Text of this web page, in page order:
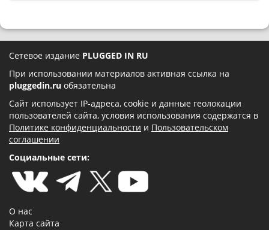
Сетевое издание PLUGGED IN RU
При использовании материалов активная ссылка на
pluggedin.ru обязательна
Сайт использует IP-адреса, cookie и данные геолокации
пользователей сайта, условия использования содержатся в
Политике конфиденциальности и Пользовательском
соглашении
Социальные сети:
О нас
Карта сайта